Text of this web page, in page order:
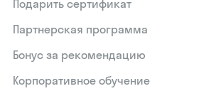
Подарить сертификат
Партнерская программа
Бонус за рекомендацию
Корпоративное обучение